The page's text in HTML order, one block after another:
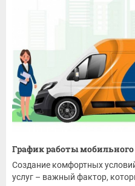
График работы
Создание комфортных
услуг – важный фактор,